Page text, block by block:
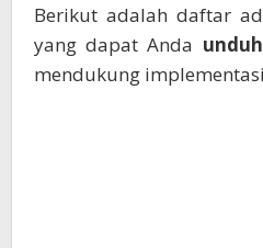
Berikut adalah daftar
yang dapat Anda
mendukung